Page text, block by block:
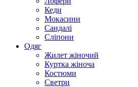
Кеди
Мокасини
Сандалі
Сліпони
Одяг
Жилет жіночий
Куртка жіноча
Костюми
Светри